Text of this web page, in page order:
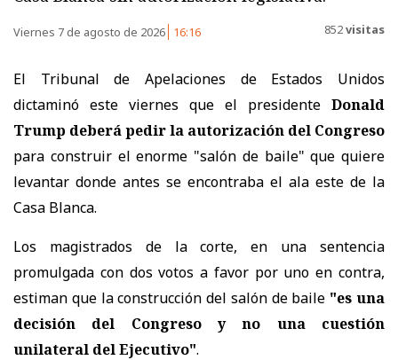
Viernes 7 de agosto de 2026 16:16 852visitas
El Tribunal de Apelaciones de Estados Unidos
dictaminó este viernes que el presidente Donald
Trump deberá pedir la autorización del Congreso
para construir el enorme "salón de baile" que quiere
levantar donde antes se encontraba el ala este de la
Casa Blanca.
Los magistrados de la corte, en una sentencia
promulgada con dos votos a favor por uno en contra,
estiman que la construcción del salón de baile "es una
decisión del Congreso y no una cuestión
unilateral del Ejecutivo".